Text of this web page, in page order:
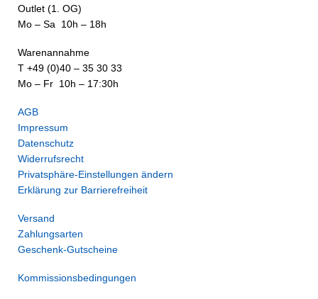
Outlet (1. OG)
Mo – Sa 10h – 18h
Warenannahme
T +49 (0)40 – 35 30 33
Mo – Fr 10h – 17:30h
AGB
Impressum
Datenschutz
Widerrufsrecht
Privatsphäre-Einstellungen ändern
Erklärung zur Barrierefreiheit
Versand
Zahlungsarten
Geschenk-Gutscheine
Kommissionsbedingungen